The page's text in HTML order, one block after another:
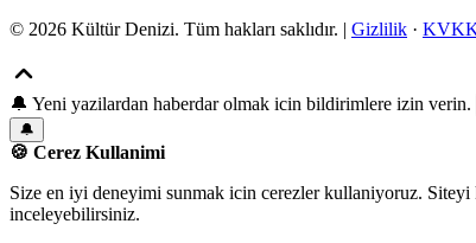
© 2026 Kültür Denizi. Tüm hakları saklıdır. | Gizlilik ·
🔔 Yeni yazilardan haberdar olmak icin bildirimlere izin verin.
🔔
🍪 Cerez Kullanimi
Size en iyi deneyimi sunmak icin cerezler kullaniyoruz.
inceleyebilirsiniz.